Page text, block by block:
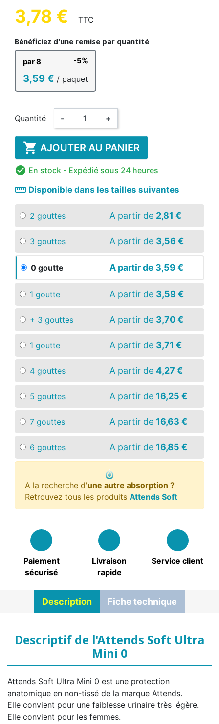
3,78 € TTC
Bénéficiez d'une remise par quantité
par 8 -5%
3,59 € / paquet
Quantité - +
 AJOUTER AU PANIER
 En stock - Expédié sous 24 heures
straighten Disponible dans les tailles suivantes
2 gouttes A partir de 2,81 €
3 gouttes A partir de 3,56 €
0 goutte A partir de 3,59 €
1 goutte A partir de 3,59 €
+ 3 gouttes A partir de 3,70 €
1 goutte A partir de 3,71 €
4 gouttes A partir de 4,27 €
5 gouttes A partir de 16,25 €
7 gouttes A partir de 16,63 €
6 gouttes A partir de 16,85 €
A la recherche d'une autre absorption ?
Retrouvez tous les produits Attends Soft
Paiement
sécurisé
Livraison
rapide
Service client
Description Fiche technique
Descriptif de l'Attends Soft Ultra
Mini 0
Attends Soft Ultra Mini 0 est une protection
anatomique en non-tissé de la marque Attends.
Elle convient pour une faiblesse urinaire très légère.
Elle convient pour les femmes.